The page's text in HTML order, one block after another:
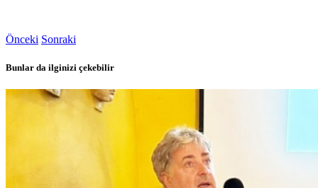
Önceki Sonraki
Bunlar da ilginizi çekebilir